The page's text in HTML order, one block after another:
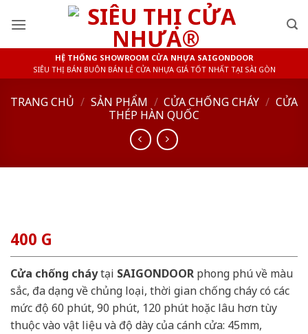
HỆ THỐNG SHOWROOM CỬA NHỰA SAIGONDOOR
SIÊU THỊ BÁN BUÔN BÁN LẺ CỬA NHỰA GIÁ TỐT NHẤT TẠI SÀI GÒN
TRANG CHỦ / SẢN PHẨM / CỬA CHỐNG CHÁY / CỬA
THÉP HÀN QUỐC
400 G
Cửa chống cháytại SAIGONDOOR phong phú về màu
sắc, đa dạng về chủng loại, thời gian chống cháy có các
mức độ 60 phút, 90 phút, 120 phút hoặc lâu hơn tùy
thuộc vào vật liệu và độ dày của cánh cửa: 45mm,